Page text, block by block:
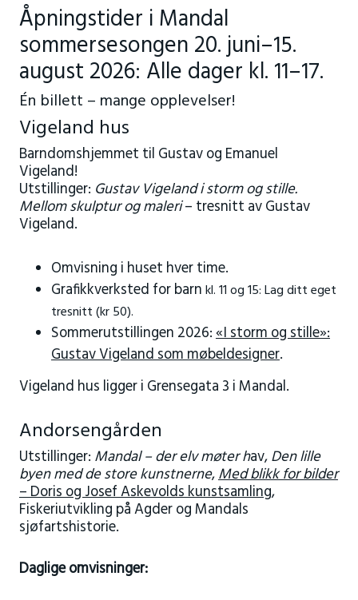
Åpningstider i Mandal
sommersesongen 20. juni–15.
august 2026: Alle dager kl. 11–17.
Én billett – mange opplevelser!
Vigeland hus
Barndomshjemmet til Gustav og Emanuel
Vigeland!
Utstillinger: Gustav Vigeland i storm og stille.
Mellom skulptur og maleri– tresnitt av Gustav
Vigeland.
Omvisning i huset hver time.
Grafikkverksted for barnkl. 11 og 15:Lag ditt eget
tresnitt (kr 50).
Sommerutstillingen 2026:«I storm og stille»:
Gustav Vigeland som møbeldesigner.
Vigeland hus ligger i Grensegata 3 i Mandal.
Andorsengården
Utstillinger: Mandal – der elv møter hav,Den lille
byen med de store kunstnerne,Med blikk for bilder
– Doris og Josef Askevolds kunstsamling,
Fiskeriutvikling på Agder og Mandals
sjøfartshistorie.
Daglige omvisninger: